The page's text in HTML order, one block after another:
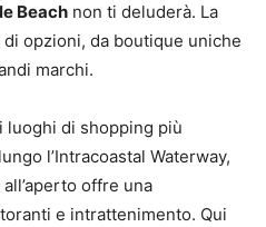
Beach non ti deluderà. La
opzioni, da boutique uniche
marchi.
luoghi di shopping più
l’Intracoastal Waterway,
offre una
e intrattenimento. Qui